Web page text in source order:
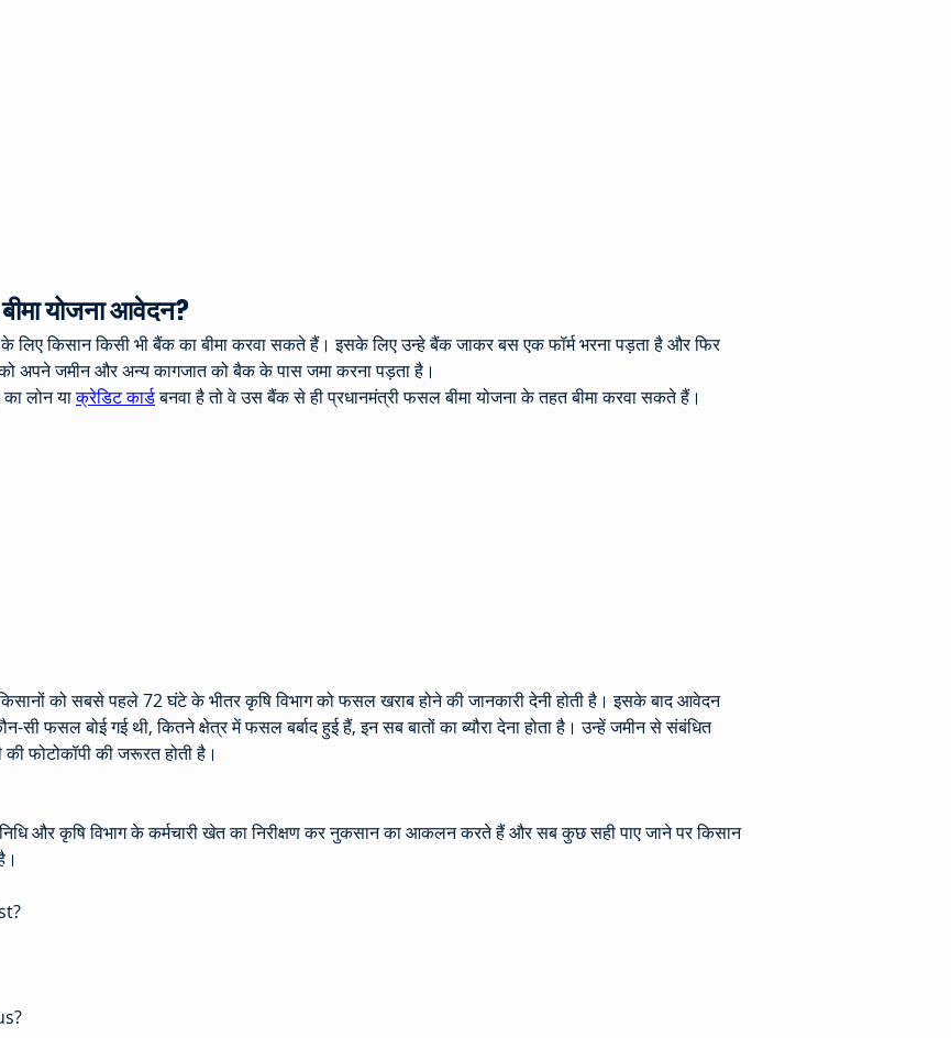
योजना आवेदन?
किसान किसी भी बैंक का बीमा करवा सकते हैं। इसके लिए उन्हे बैंक जाकर बस एक फॉर्म भरना पड़ता है और फिर
अपने जमीन और अन्‍य कागजात को बैक के पास जमा करना पड़ता है।
लोन या क्रेडिट कार्ड बनवा है तो वे उस बैंक से ही प्रधानमंत्री फसल बीमा योजना के तहत बीमा करवा सकते हैं।
को सबसे पहले 72 घंटे के भीतर कृषि विभाग को फसल खराब होने की जानकारी देनी होती है। इसके बाद आवेदन
सी फसल बोई गई थी, कितने क्षेत्र में फसल बर्बाद हुई हैं, इन सब बातों का ब्यौरा देना होता है। उन्हें जमीन से संबंधित
फोटोकॉपी की जरूरत होती है।
और कृषि विभाग के कर्मचारी खेत का निरीक्षण कर नुकसान का आकलन करते हैं और सब कुछ सही पाए जाने पर किसान